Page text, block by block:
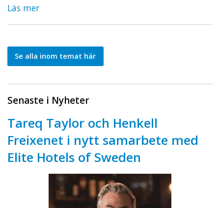
Läs mer
Se alla inom temat här
Senaste i Nyheter
Tareq Taylor och Henkell
Freixenet i nytt samarbete med
Elite Hotels of Sweden